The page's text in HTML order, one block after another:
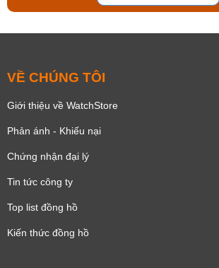
VỀ CHÚNG TÔI
Giới thiệu về WatchStore
Phản ánh - Khiếu nại
Chứng nhận đại lý
Tin tức công ty
Top list đồng hồ
Kiến thức đồng hồ